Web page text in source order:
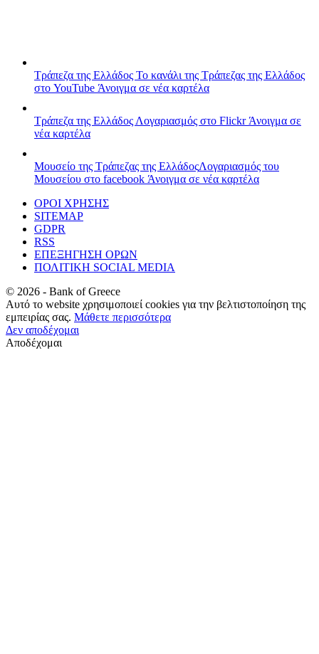
Τράπεζα της Ελλάδος Το κανάλι της Τράπεζας της Ελλάδος
στο YouTube Άνοιγμα σε νέα καρτέλα
Τράπεζα της Ελλάδος Λογαριασμός στο FlickrΆνοιγμα σε
νέα καρτέλα
Μουσείο της Τράπεζας της ΕλλάδοςΛογαριασμός του
Μουσείου στο facebook Άνοιγμα σε νέα καρτέλα
ΟΡΟΙ ΧΡΗΣΗΣ
SITEMAP
GDPR
RSS
ΕΠΕΞΗΓΗΣΗ ΟΡΩΝ
ΠΟΛΙΤΙΚΗ SOCIAL MEDIA
© 2026 - Bank of Greece
Αυτό το website χρησιμοποιεί cookies για την βελτιστοποίηση της
εμπειρίας σας. Μάθετε περισσότερα
Δεν αποδέχομαι
Αποδέχομαι